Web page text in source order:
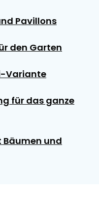
Pavillons
den Garten
Variante
für das ganze
und